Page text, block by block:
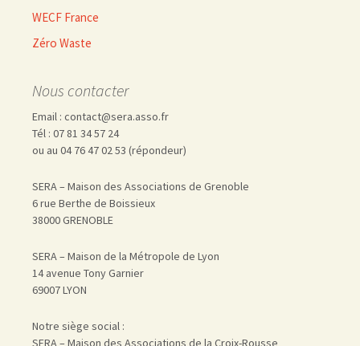
WECF France
Zéro Waste
Nous contacter
Email : contact@sera.asso.fr
Tél : 07 81 34 57 24
ou au 04 76 47 02 53 (répondeur)
SERA – Maison des Associations de Grenoble
6 rue Berthe de Boissieux
38000 GRENOBLE
SERA – Maison de la Métropole de Lyon
14 avenue Tony Garnier
69007 LYON
Notre siège social :
SERA – Maison des Associations de la Croix-Rousse